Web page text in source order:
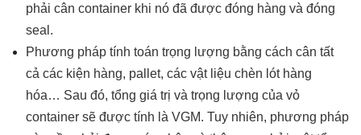
phải cân container khi nó đã được đóng hàng và đóng
seal.
Phương pháp tính toán trọng lượng bằng cách cân tất
cả các kiện hàng, pallet, các vật liệu chèn lót hàng
hóa… Sau đó, tổng giá trị và trọng lượng của vỏ
container sẽ được tính là VGM. Tuy nhiên, phương pháp